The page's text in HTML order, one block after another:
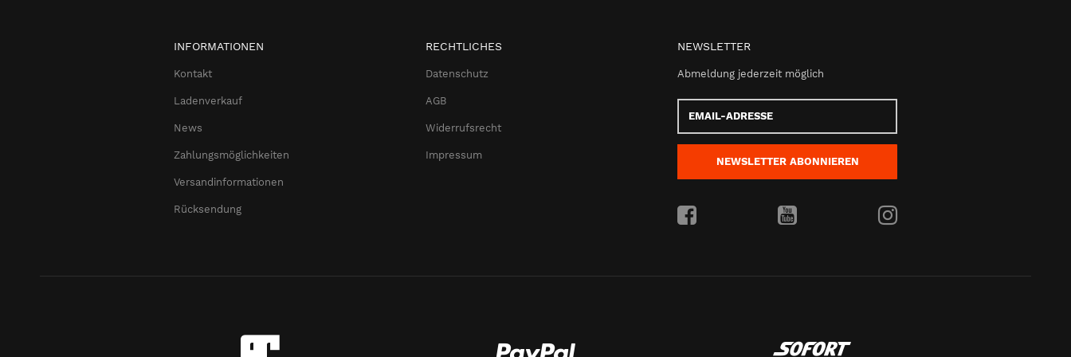
INFORMATIONEN
Kontakt
Ladenverkauf
News
Zahlungsmöglichkeiten
Versandinformationen
Rücksendung
RECHTLICHES
Datenschutz
AGB
Widerrufsrecht
Impressum
NEWSLETTER
Abmeldung jederzeit möglich
Adresse
NEWSLETTER ABONNIEREN